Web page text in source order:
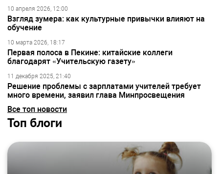
10 апреля 2026, 12:00
Взгляд зумера: как культурные привычки влияют на
обучение
10 марта 2026, 18:17
Первая полоса в Пекине: китайские коллеги
благодарят «Учительскую газету»
11 декабря 2025, 21:40
Решение проблемы с зарплатами учителей требует
много времени, заявил глава Минпросвещения
Все топ новости
Топ блоги